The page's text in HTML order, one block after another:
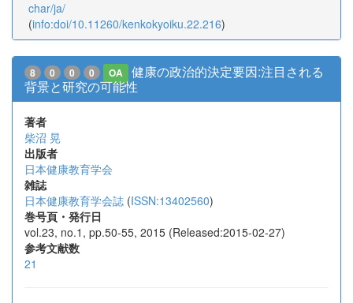
char/ja/
(info:doi/10.11260/kenkokyoiku.22.216)
8 0 0 0 OA
健康の政治的決定要因:注目される
背景と研究の可能性
著者
柴沼 晃
出版者
日本健康教育学会
雑誌
日本健康教育学会誌 (ISSN:13402560)
巻号頁・発行日
vol.23, no.1, pp.50-55, 2015 (Released:2015-02-27)
参考文献数
21